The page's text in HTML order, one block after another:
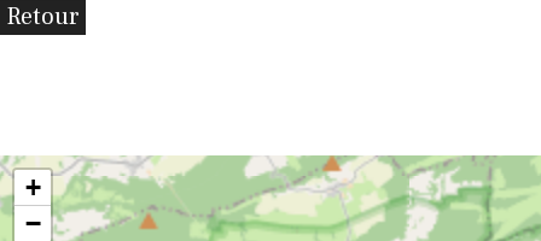
Retour
+
−